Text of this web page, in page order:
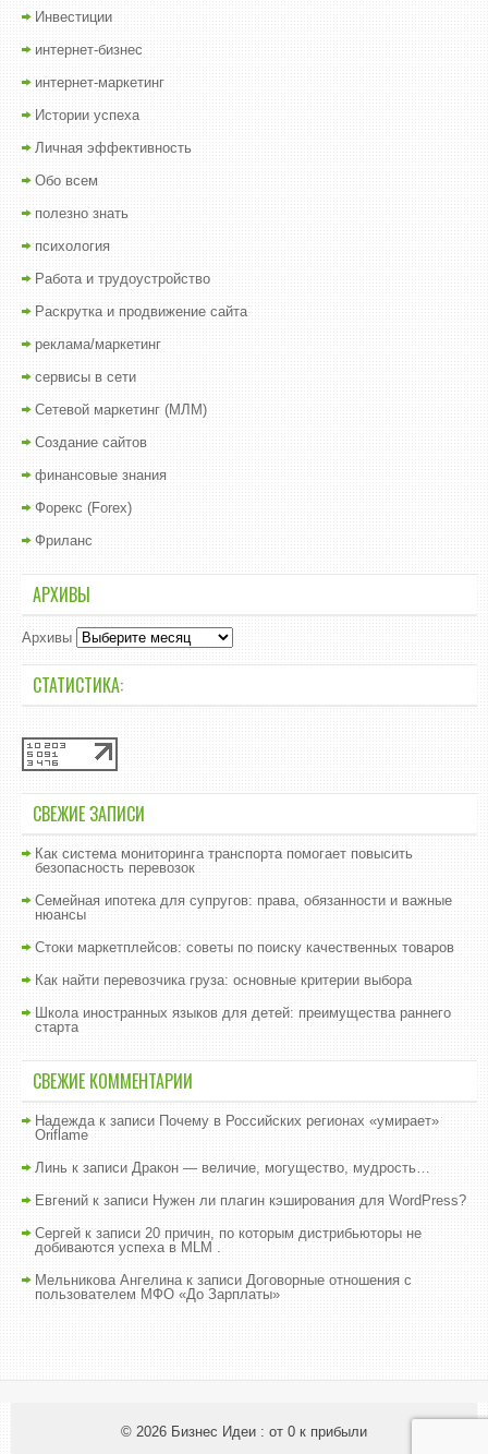
Инвестиции
интернет-бизнес
интернет-маркетинг
Истории успеха
Личная эффективность
Обо всем
полезно знать
психология
Работа и трудоустройство
Раскрутка и продвижение сайта
реклама/маркетинг
сервисы в сети
Сетевой маркетинг (МЛМ)
Создание сайтов
финансовые знания
Форекс (Forex)
Фриланс
АРХИВЫ
Архивы
СТАТИСТИКА:
СВЕЖИЕ ЗАПИСИ
Как система мониторинга транспорта помогает повысить
безопасность перевозок
Семейная ипотека для супругов: права, обязанности и важные
нюансы
Стоки маркетплейсов: советы по поиску качественных товаров
Как найти перевозчика груза: основные критерии выбора
Школа иностранных языков для детей: преимущества раннего
старта
СВЕЖИЕ КОММЕНТАРИИ
Надеждак записи Почему в Российских регионах «умирает»
Oriflame
Линь к записи Дракон — величие, могущество, мудрость…
Евгений к записи Нужен ли плагин кэширования для WordPress?
Сергей к записи 20 причин, по которым дистрибьюторы не
добиваются успеха в MLM .
Мельникова Ангелинак записи Договорные отношения с
пользователем МФО «До Зарплаты»
© 2026 Бизнес Идеи : от 0 к прибыли